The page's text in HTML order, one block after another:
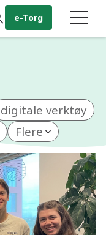
e-Torg
digitale verktøy
Flere